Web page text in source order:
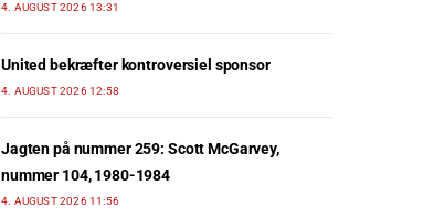
4. AUGUST 2026 13:31
United bekræfter kontroversiel sponsor
4. AUGUST 2026 12:58
Jagten på nummer 259: Scott McGarvey,
nummer 104, 1980-1984
4. AUGUST 2026 11:56